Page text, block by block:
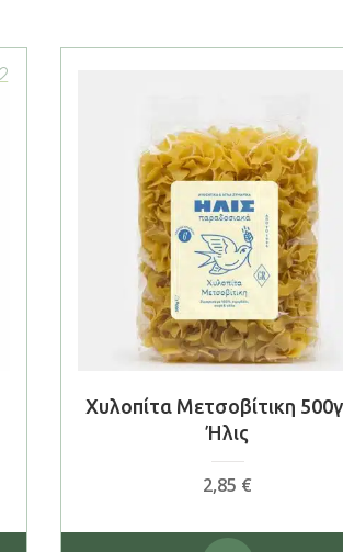
Χυλοπίτα Μετσοβίτικη
Ήλις
2,85 €